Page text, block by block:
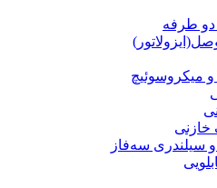
دو طرفه
میکروسوئیچ
خازنی
سیلندری سه‌فاز